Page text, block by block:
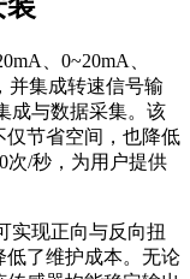
、0~20mA、
并集成转速信号输
成与数据采集。该
仅节省空间，也降低
次/秒，为用户提供
实现正向与反向扭
低了维护成本。无论